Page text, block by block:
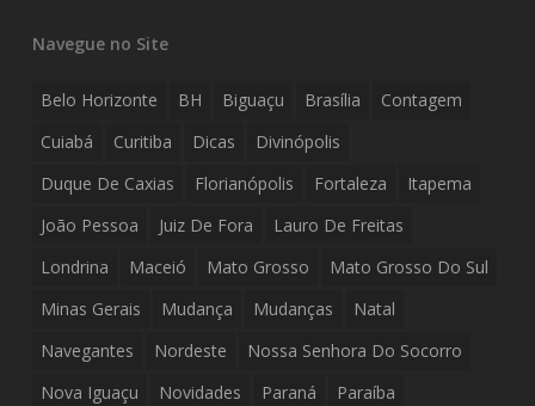
Navegue no Site
Belo Horizonte BH Biguaçu Brasília
Contagem
Cuiabá
Curitiba Dicas
Divinópolis
Duque De Caxias
Florianópolis Fortaleza
Itapema
João Pessoa
Juiz De Fora
Lauro De Freitas
Londrina
Maceió Mato Grosso
Mato Grosso Do Sul
Minas Gerais
Mudança Mudanças
Natal
Navegantes
Nordeste
Nossa Senhora Do Socorro
Nova Iguaçu
Novidades Paraná
Paraíba